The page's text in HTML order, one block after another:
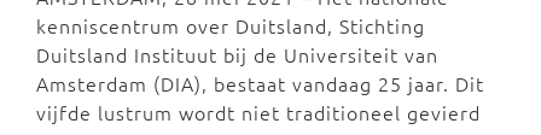
kenniscentrum over Duitsland, Stichting
Duitsland Instituut bij de Universiteit van
Amsterdam (DIA), bestaat vandaag 25 jaar. Dit
vijfde lustrum wordt niet traditioneel gevierd